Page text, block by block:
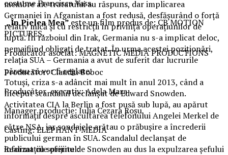
membre ale tratatului au răspuns, dar implicarea
Germaniei în Afganistan a fost redusă, desfăşurând o forţă
relativ mică şi cu restricţii în privinţa operaţiunilor de
luptă. În războiul din Irak, Germania nu s-a implicat deloc,
nemaifiind obligaţi de tratat. În urma acestei poziţionări,
relaţia SUA – Germania a avut de suferit dar lucrurile
păreau că vor fi reglate.
Totuşi, criza s-a adâncit mai mult în anul 2013, când a
început scandalul declanşat de Edward Snowden.
Activitatea CIA la Berlin a fost pusă sub lupă, au apărut
informaţii despre ascultarea telefonului Angelei Merkel de
către NSA, iar sondajele arătau o prăbuşire a încrederii
publicului german în SUA. Scandalul declanşat de
informaţiile oferite de Snowden au dus la expulzarea şefului
costume Francisca Vass.
„În Pielea Mea” este un film produs de: CB MOTION
PICTURES.
Producător asociat: MAGNETIC MEDIA PRODUCTIONS
Producător: Claudiu Boboc
Producător executiv: Adela Mara
Manager producție: Iulia Cezara Roșu
Casting: ELEPHANT MEDIA
Realizat cu sprijinul: